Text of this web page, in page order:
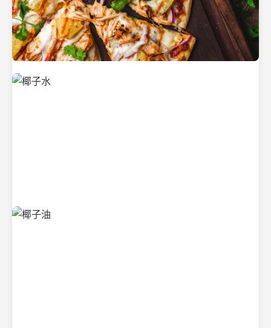
新鲜采摘的椰子
清凉解渴的椰子水